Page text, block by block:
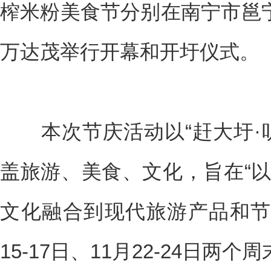
榨米粉美食节分别在南宁市邕
万达茂举行开幕和开圩仪式。
本次节庆活动以“赶大圩·
盖旅游、美食、文化，旨在“
文化融合到现代旅游产品和
15-17日、11月22-24日两个